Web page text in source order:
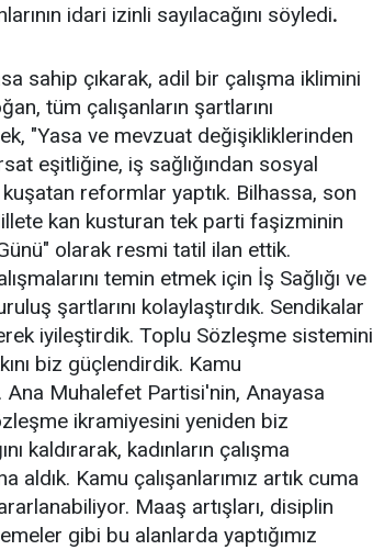
idari izinli sayılacağını söyledi.
sahip çıkarak, adil bir çalışma iklimini
tüm çalışanların şartlarını
"Yasa ve mevzuat değişikliklerinden
eşitliğine, iş sağlığından sosyal
reformlar yaptık. Bilhassa, son
kan kusturan tek parti faşizminin
olarak resmi tatil ilan ettik.
temin etmek için İş Sağlığı ve
şartlarını kolaylaştırdık. Sendikalar
iyileştirdik. Toplu Sözleşme sistemini
biz güçlendirdik. Kamu
Ana Muhalefet Partisi'nin, Anayasa
ikramiyesini yeniden biz
kaldırarak, kadınların çalışma
aldık. Kamu çalışanlarımız artık cuma
Maaş artışları, disiplin
gibi bu alanlarda yaptığımız